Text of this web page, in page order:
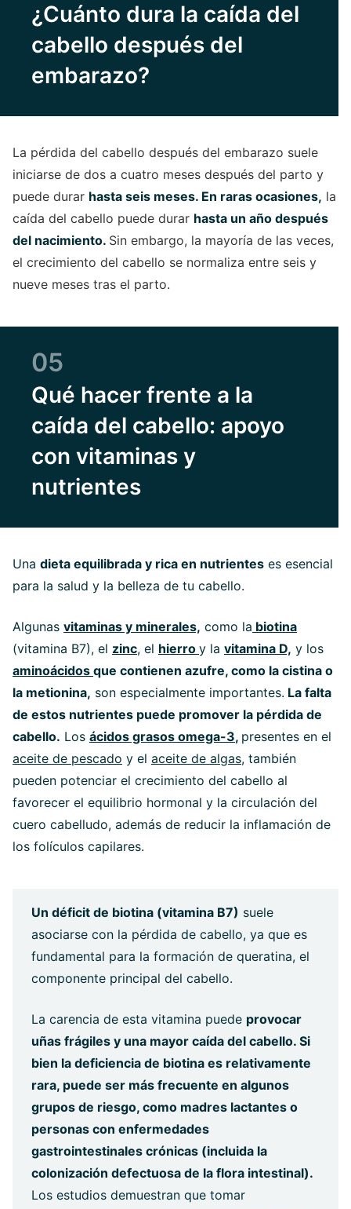
¿Cuánto dura la caída del
cabello después del
embarazo?
La pérdida del cabello después del embarazo suele
iniciarse de dos a cuatro meses después del parto y
puede durar hasta seis meses. En raras ocasiones, la
caída del cabello puede durar hasta un año después
del nacimiento. Sin embargo, la mayoría de las veces,
el crecimiento del cabello se normaliza entre seis y
nueve meses tras el parto.
05
Qué hacer frente a la
caída del cabello: apoyo
con vitaminas y
nutrientes
Una dieta equilibrada y rica en nutrientes es esencial
para la salud y la belleza de tu cabello.
Algunas vitaminas y minerales, como la biotina
(vitamina B7), el zinc, el hierro y la vitamina D, y los
aminoácidos que contienen azufre, como la cistina o
la metionina, son especialmente importantes. La falta
de estos nutrientes puede promover la pérdida de
cabello. Los ácidos grasos omega-3, presentes en el
aceite de pescado y el aceite de algas, también
pueden potenciar el crecimiento del cabello al
favorecer el equilibrio hormonal y la circulación del
cuero cabelludo, además de reducir la inflamación de
los folículos capilares.
Un déficit de biotina (vitamina B7) suele
asociarse con la pérdida de cabello, ya que es
fundamental para la formación de queratina, el
componente principal del cabello.
La carencia de esta vitamina puede provocar
uñas frágiles y una mayor caída del cabello. Si
bien la deficiencia de biotina es relativamente
rara, puede ser más frecuente en algunos
grupos de riesgo, como madres lactantes o
personas con enfermedades
gastrointestinales crónicas (incluida la
colonización defectuosa de la flora intestinal).
Los estudios demuestran que tomar